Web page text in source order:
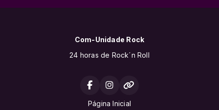
Com-Unidade Rock
24 horas de Rock´n Roll
Página Inicial